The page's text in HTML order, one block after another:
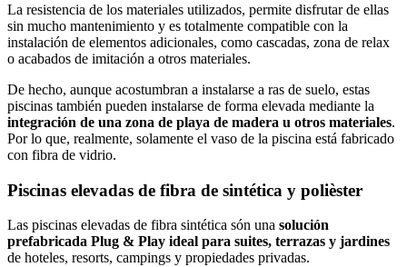
La resistencia de los materiales utilizados, permite disfrutar de ellas
sin mucho mantenimiento y es totalmente compatible con la
instalación de elementos adicionales, como cascadas, zona de relax
o acabados de imitación a otros materiales.
De hecho, aunque acostumbran a instalarse a ras de suelo, estas
piscinas también pueden instalarse de forma elevada mediante la
integración de una zona de playa de madera u otros materiales.
Por lo que, realmente, solamente el vaso de la piscina está fabricado
con fibra de vidrio.
Piscinas elevadas de fibra de sintética y polièster
Las piscinas elevadas de fibra sintética són una solución
prefabricada Plug & Play ideal para suites, terrazas y jardines
de hoteles, resorts, campings y propiedades privadas.